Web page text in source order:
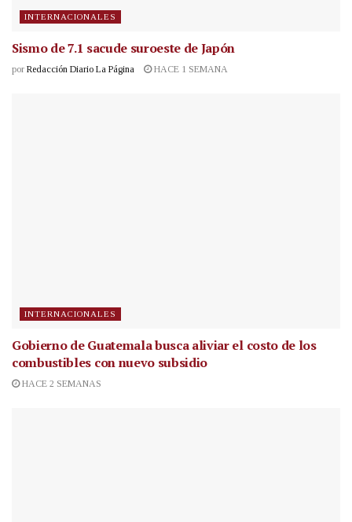
INTERNACIONALES
Sismo de 7.1 sacude suroeste de Japón
por Redacción Diario La Página HACE 1 SEMANA
INTERNACIONALES
Gobierno de Guatemala busca aliviar el costo de los
combustibles con nuevo subsidio
HACE 2 SEMANAS